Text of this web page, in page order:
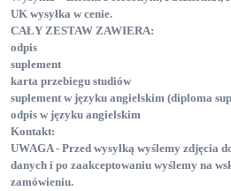
UK wysyłka w cenie.
CAŁY ZESTAW ZAWIERA:
odpis
suplement
karta przebiegu studiów
suplement w języku angielskim (diploma
odpis w języku angielskim
Kontakt:
UWAGA - Przed wysyłką wyślemy zdjęcia
danych i po zaakceptowaniu wyślemy na
zamówieniu.